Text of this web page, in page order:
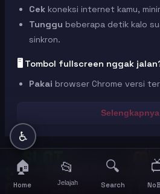
Cek koneksi internet kamu,
Tunggu beberapa detik kalo
sinkron.
🖥️ Tombol fullscreen nggak
Pakai browser Chrome versi
browser lain kaya Firefox
alternatif.
Hapus
💡 Tips dari kami:
♿
🏠
Home
📂
Jelajah
🔍
Search